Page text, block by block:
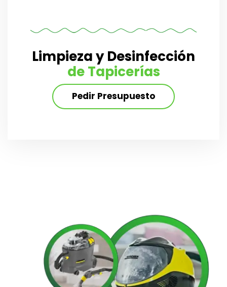
Limpieza y Desinfección
de Tapicerías
Pedir Presupuesto